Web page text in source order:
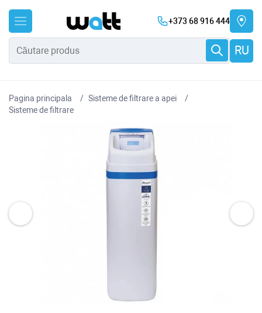
+373 68 916 444
RU
Pagina principala
Sisteme de filtrare a apei
Sisteme de filtrare